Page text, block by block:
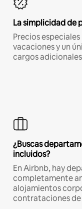
La simplicidad de
Precios
vacaciones y un
cargos
¿Buscas
incluidos?
En Airbnb, hay
completamente
alojamientos
contrataciones de